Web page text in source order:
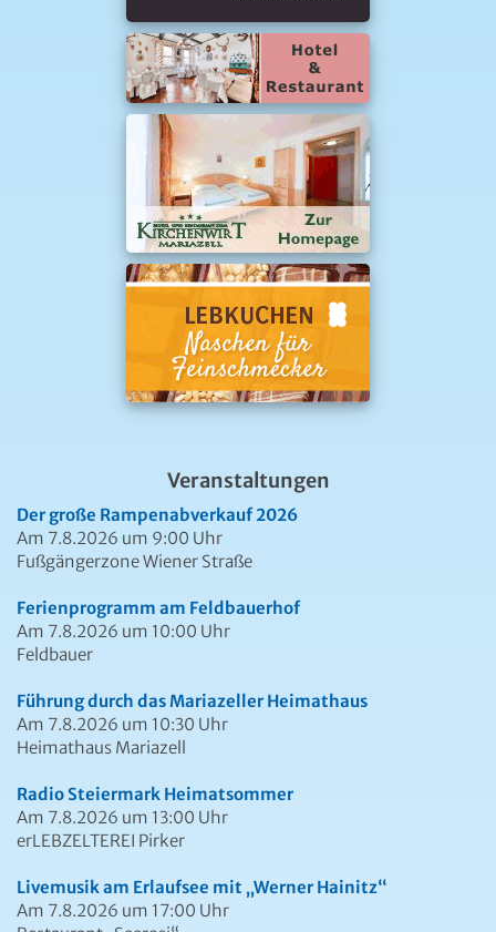
Veranstaltungen
Der große Rampenabverkauf 2026
Am 7.8.2026 um 9:00 Uhr
Fußgängerzone Wiener Straße
Ferienprogramm am Feldbauerhof
Am 7.8.2026 um 10:00 Uhr
Feldbauer
Führung durch das Mariazeller Heimathaus
Am 7.8.2026 um 10:30 Uhr
Heimathaus Mariazell
Radio Steiermark Heimatsommer
Am 7.8.2026 um 13:00 Uhr
erLEBZELTEREI Pirker
Livemusik am Erlaufsee mit „Werner Hainitz“
Am 7.8.2026 um 17:00 Uhr